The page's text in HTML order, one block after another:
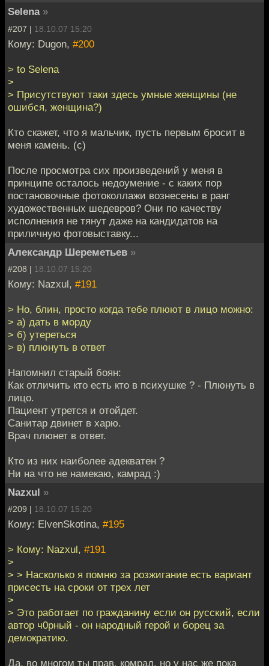
Selena »
#207 | 18.10.07 15:20
Кому: Dugon, #200
> to Selena
>
> Присутствуют таки здесь умные женщины (не
ошибся, женщина?)
Кто скажет, что я мальчик, пусть первым бросит в
меня камень. (с)
После просмотра сих произведений у меня в
принципе осталось недоумение - с каких пор
постановочные фотоколлажи вознесены в ранг
художественных шедевров? Они по качеству
исполнения не тянут даже на кандидатов на
приличную фотовыставку...
Александр Шереметьев »
#208 | 18.10.07 15:20
Кому: Nazxul, #191
> Но, блин, просто когда тебе плюют в лицо можно:
> а) дать в морду
> б) утереться
> в) плюнуть в ответ
Напомнил старый боян:
Как отличить кто есть кто в психушке ? - Плюнуть в
лицо.
Пациент утрется и отойдет.
Санитар двинет в харю.
Врач плюнет в ответ.
Кто из них наиболее адекватен ?
Ни на что не намекаю, камрад :)
Nazxul »
#209 | 18.10.07 15:20
Кому: ElvenSkotina, #195
> Кому: Nazxul, #191
>
> > Насколько я помню за розжигание есть вариант
присесть на сроки от трех лет
>
> Это работает по гражданину если он русский, если
автор ч0рный - он народный герой и борец за
демократию.
Да, во многом ты прав, комрад, но у нас же пока